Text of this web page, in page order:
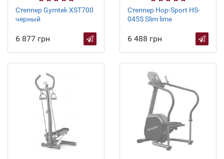
Степпер Gymtek XST700
черный
6 877 грн
Степпер Hop-Sport HS-
045S Slim lime
6 488 грн